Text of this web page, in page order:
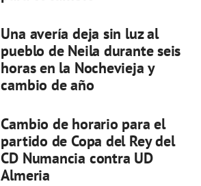
Una avería deja sin luz al
pueblo de Neila durante seis
horas en la Nochevieja y
cambio de año
Cambio de horario para el
partido de Copa del Rey del
CD Numancia contra UD
Almeria